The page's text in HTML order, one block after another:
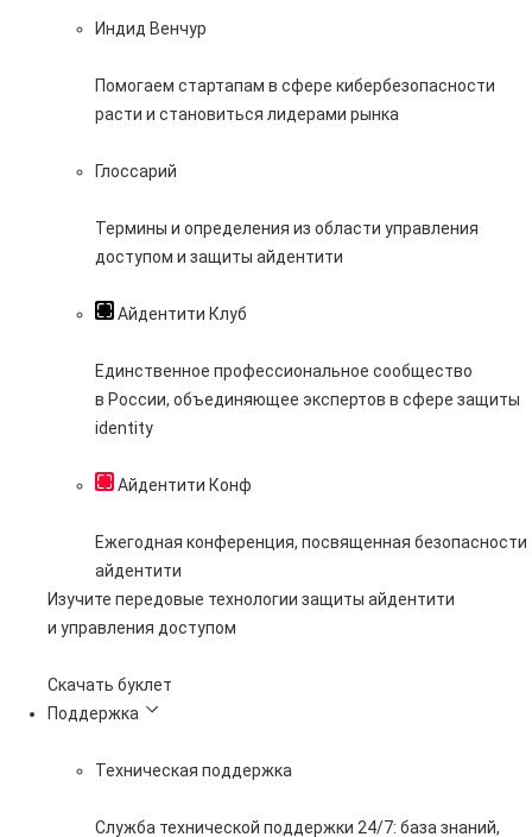
Индид Венчур
Помогаем стартапам в сфере кибербезопасности
расти и становиться лидерами рынка
Глоссарий
Термины и определения из области управления
доступом и защиты айдентити
Айдентити Клуб
Единственное профессиональное сообщество
в России, объединяющее экспертов в сфере защиты
identity
Айдентити Конф
Ежегодная конференция, посвященная безопасности
айдентити
Изучите передовые технологии защиты айдентити
и управления доступом
Скачать буклет
Поддержка
Техническая поддержка
Служба технической поддержки 24/7: база знаний,